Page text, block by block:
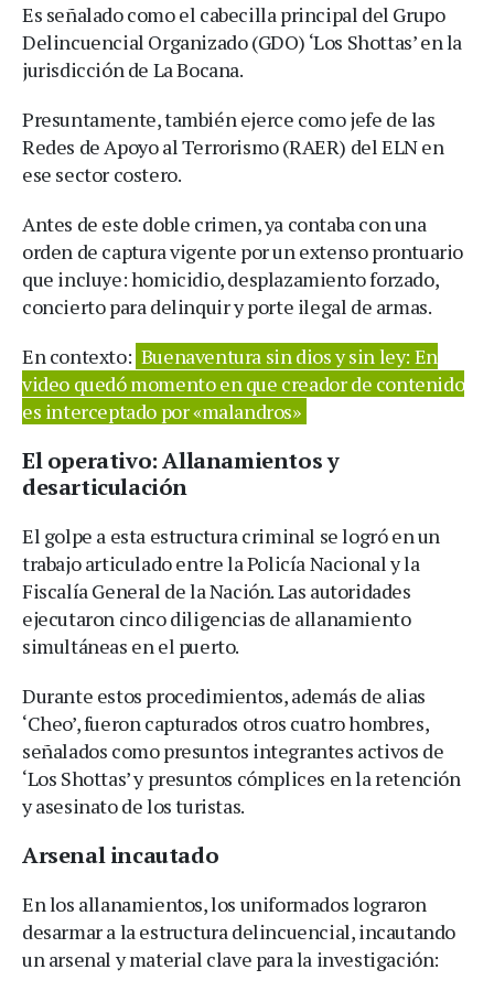
Es señalado como el cabecilla principal del Grupo
Delincuencial Organizado (GDO) ‘Los Shottas’ en la
jurisdicción de La Bocana.
Presuntamente, también ejerce como jefe de las
Redes de Apoyo al Terrorismo (RAER) del ELN en
ese sector costero.
Antes de este doble crimen, ya contaba con una
orden de captura vigente por un extenso prontuario
que incluye: homicidio, desplazamiento forzado,
concierto para delinquir y porte ilegal de armas.
En contexto: Buenaventura sin dios y sin ley: En
video quedó momento en que creador de contenido
es interceptado por «malandros»
El operativo: Allanamientos y
desarticulación
El golpe a esta estructura criminal se logró en un
trabajo articulado entre la Policía Nacional y la
Fiscalía General de la Nación. Las autoridades
ejecutaron cinco diligencias de allanamiento
simultáneas en el puerto.
Durante estos procedimientos, además de alias
‘Cheo’, fueron capturados otros cuatro hombres,
señalados como presuntos integrantes activos de
‘Los Shottas’ y presuntos cómplices en la retención
y asesinato de los turistas.
Arsenal incautado
En los allanamientos, los uniformados lograron
desarmar a la estructura delincuencial, incautando
un arsenal y material clave para la investigación: